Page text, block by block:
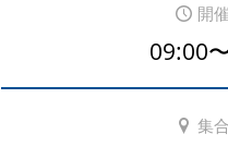
開
09:00
集